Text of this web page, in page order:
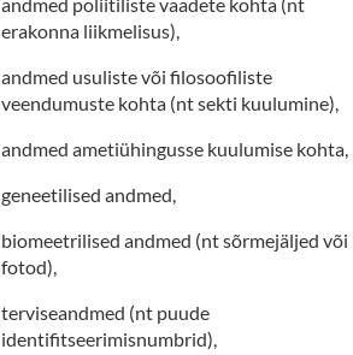
erakonna liikmelisus),
andmed usuliste või filosoofiliste
veendumuste kohta (nt sekti kuulumine),
andmed ametiühingusse kuulumise kohta,
geneetilised andmed,
biomeetrilised andmed (nt sõrmejäljed või
fotod),
terviseandmed (nt puude
identifitseerimisnumbrid),